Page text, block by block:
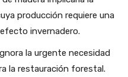
producción requiere una
invernadero.
la urgente necesidad
la restauración forestal.